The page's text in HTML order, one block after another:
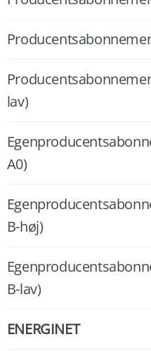
lav)
A0)
B-høj)
B-lav)
ENERGINET